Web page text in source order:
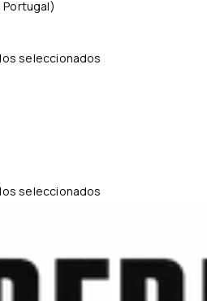
)
seleccionados
seleccionados